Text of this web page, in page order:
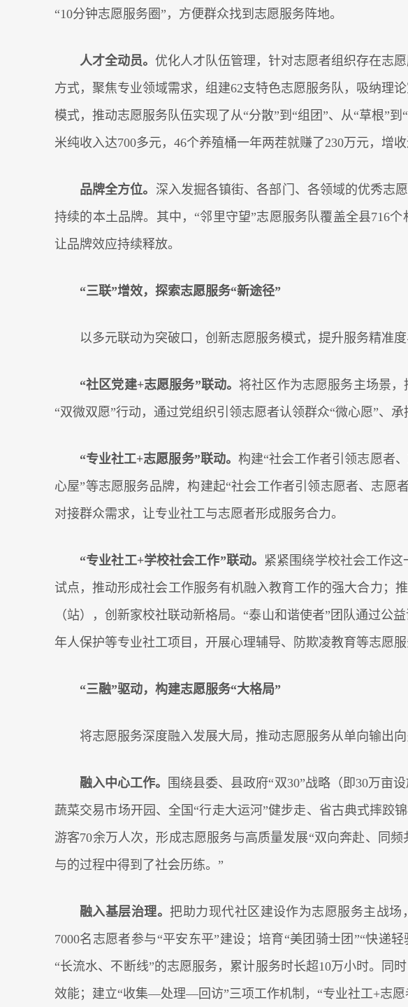
“10分钟志愿服务圈”，方便群众找到志愿服务阵地。
人才全动员。 优化人才队伍管理，针对志愿者组织存在志
方式，聚焦专业领域需求，组建62支特色志愿服务队，吸纳理
模式，推动志愿服务队伍实现了从“分散”到“组团”、从“草根”
米纯收入达700多元，46个养殖桶一年两茬就赚了230万元，增
品牌全方位。 深入发掘各镇街、各部门、各领域的优秀志
持续的本土品牌。其中，“邻里守望”志愿服务队覆盖全县716
让品牌效应持续释放。
“三联”增效，探索志愿服务“新途径”
以多元联动为突破口，创新志愿服务模式，提升服务精准度
“社区党建+志愿服务”联动。 将社区作为志愿服务主场景
“双微双愿”行动，通过党组织引领志愿者认领群众“微心愿”、
“专业社工+志愿服务”联动。 构建“社会工作者引领志愿者
心屋”等志愿服务品牌，构建起“社会工作者引领志愿者、志愿
对接群众需求，让专业社工与志愿者形成服务合力。
“专业社工+学校社会工作”联动。 紧紧围绕学校社会工作
试点，推动形成社会工作服务有机融入教育工作的强大合力；
（站），创新家校社联动新格局。“泰山和谐使者”团队通过
年人保护等专业社工项目，开展心理辅导、防欺凌教育等志愿
“三融”驱动，构建志愿服务“大格局”
将志愿服务深度融入发展大局，推动志愿服务从单向输出向
融入中心工作。
围绕县委、县政府“双30”战略（即30万亩
蔬菜交易市场开园、全国“行走大运河”健步走、省古典式摔跤
游客70余万人次，形成志愿服务与高质量发展“双向奔赴、同
与的过程中得到了社会历练。”
融入基层治理。把助力现代社区建设作为志愿服务主战场
7000名志愿者参与“平安东平”建设；培育“美团骑士团”“快递
“长流水、不断线”的志愿服务，累计服务时长超10万小时。
效能；建立“收集―处理―回访”三项工作机制，“专业社工+志愿